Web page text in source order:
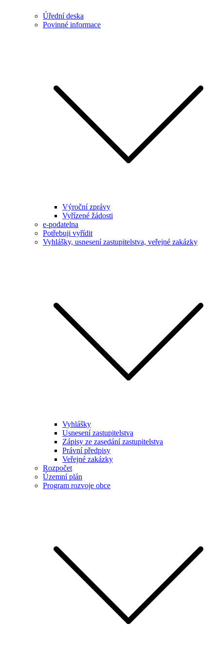
Úřední deska
Povinné informace
Výroční zprávy
Vyřízené žádosti
e-podatelna
Potřebuji vyřídit
Vyhlášky, usnesení zastupitelstva, veřejné zakázky
Vyhlášky
Usnesení zastupitelstva
Zápisy ze zasedání zastupitelstva
Právní předpisy
Veřejné zakázky
Rozpočet
Územní plán
Program rozvoje obce